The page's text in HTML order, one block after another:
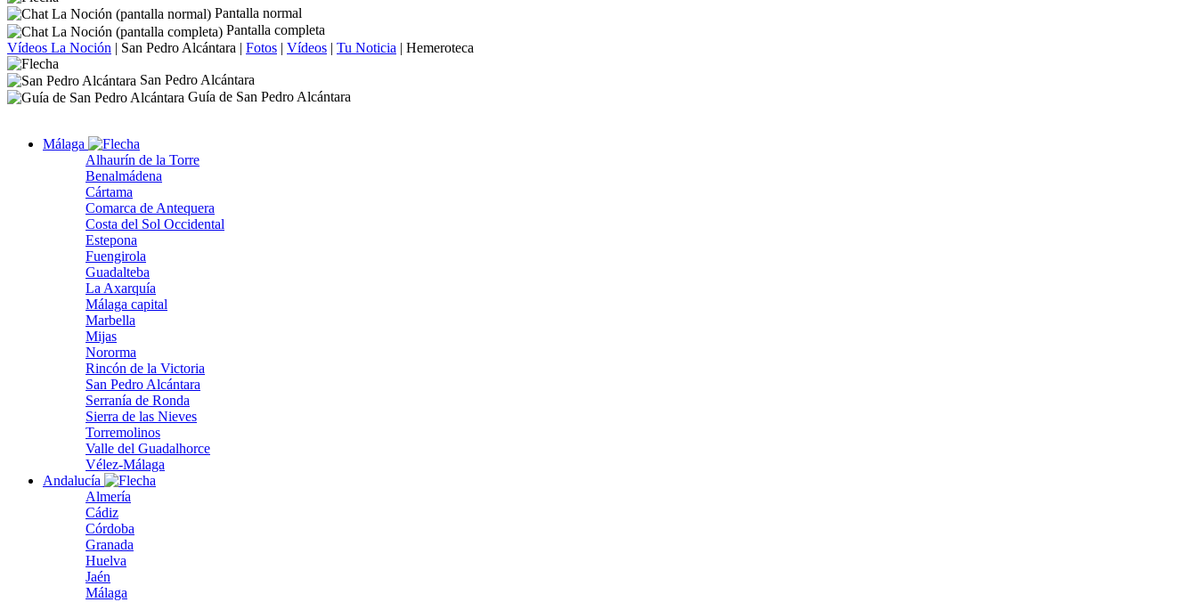
Pantalla normal
Pantalla completa
Vídeos La Noción | San Pedro Alcántara | Fotos | Vídeos | Tu Noticia | Hemeroteca
San Pedro Alcántara
Guía de San Pedro Alcántara
Málaga
Alhaurín de la Torre
Benalmádena
Cártama
Comarca de Antequera
Costa del Sol Occidental
Estepona
Fuengirola
Guadalteba
La Axarquía
Málaga capital
Marbella
Mijas
Nororma
Rincón de la Victoria
San Pedro Alcántara
Serranía de Ronda
Sierra de las Nieves
Torremolinos
Valle del Guadalhorce
Vélez-Málaga
Andalucía
Almería
Cádiz
Córdoba
Granada
Huelva
Jaén
Málaga